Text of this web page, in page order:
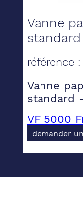
Vanne
référence :
Vanne
standard
VF 5000
demander